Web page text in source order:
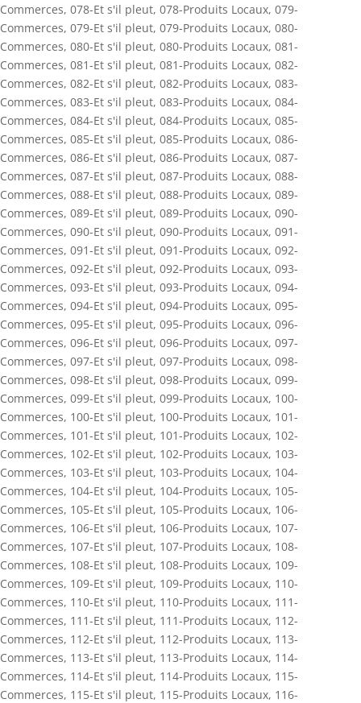
Commerces, 078-Et s'il pleut, 078-Produits Locaux, 079-
Commerces, 079-Et s'il pleut, 079-Produits Locaux, 080-
Commerces, 080-Et s'il pleut, 080-Produits Locaux, 081-
Commerces, 081-Et s'il pleut, 081-Produits Locaux, 082-
Commerces, 082-Et s'il pleut, 082-Produits Locaux, 083-
Commerces, 083-Et s'il pleut, 083-Produits Locaux, 084-
Commerces, 084-Et s'il pleut, 084-Produits Locaux, 085-
Commerces, 085-Et s'il pleut, 085-Produits Locaux, 086-
Commerces, 086-Et s'il pleut, 086-Produits Locaux, 087-
Commerces, 087-Et s'il pleut, 087-Produits Locaux, 088-
Commerces, 088-Et s'il pleut, 088-Produits Locaux, 089-
Commerces, 089-Et s'il pleut, 089-Produits Locaux, 090-
Commerces, 090-Et s'il pleut, 090-Produits Locaux, 091-
Commerces, 091-Et s'il pleut, 091-Produits Locaux, 092-
Commerces, 092-Et s'il pleut, 092-Produits Locaux, 093-
Commerces, 093-Et s'il pleut, 093-Produits Locaux, 094-
Commerces, 094-Et s'il pleut, 094-Produits Locaux, 095-
Commerces, 095-Et s'il pleut, 095-Produits Locaux, 096-
Commerces, 096-Et s'il pleut, 096-Produits Locaux, 097-
Commerces, 097-Et s'il pleut, 097-Produits Locaux, 098-
Commerces, 098-Et s'il pleut, 098-Produits Locaux, 099-
Commerces, 099-Et s'il pleut, 099-Produits Locaux, 100-
Commerces, 100-Et s'il pleut, 100-Produits Locaux, 101-
Commerces, 101-Et s'il pleut, 101-Produits Locaux, 102-
Commerces, 102-Et s'il pleut, 102-Produits Locaux, 103-
Commerces, 103-Et s'il pleut, 103-Produits Locaux, 104-
Commerces, 104-Et s'il pleut, 104-Produits Locaux, 105-
Commerces, 105-Et s'il pleut, 105-Produits Locaux, 106-
Commerces, 106-Et s'il pleut, 106-Produits Locaux, 107-
Commerces, 107-Et s'il pleut, 107-Produits Locaux, 108-
Commerces, 108-Et s'il pleut, 108-Produits Locaux, 109-
Commerces, 109-Et s'il pleut, 109-Produits Locaux, 110-
Commerces, 110-Et s'il pleut, 110-Produits Locaux, 111-
Commerces, 111-Et s'il pleut, 111-Produits Locaux, 112-
Commerces, 112-Et s'il pleut, 112-Produits Locaux, 113-
Commerces, 113-Et s'il pleut, 113-Produits Locaux, 114-
Commerces, 114-Et s'il pleut, 114-Produits Locaux, 115-
Commerces, 115-Et s'il pleut, 115-Produits Locaux, 116-